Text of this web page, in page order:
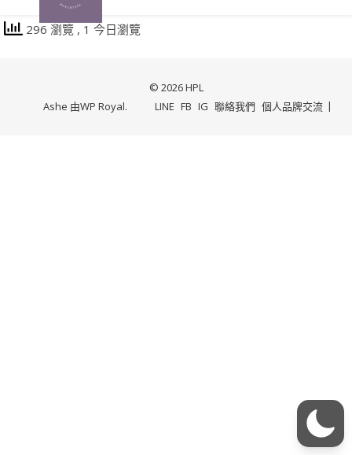
296 瀏覽 , 1 今日瀏覽
© 2026 HPL
LINE FB IG 聯絡我們 個人品牌交流
Ashe 由WP Royal.